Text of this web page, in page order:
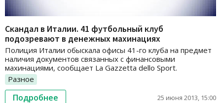
Скандал в Италии. 41 футбольный клуб
подозревают в денежных махинациях
Полиция Италии обыскала офисы 41-го клуба на предмет
наличия документов связанных с финансовыми
махинациями, сообщает La Gazzetta dello Sport.
Разное
Подробнее 25 июня 2013, 15:00